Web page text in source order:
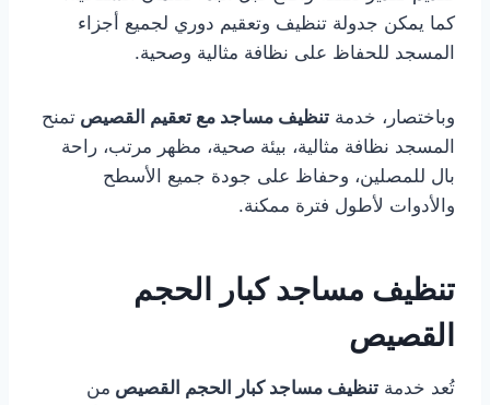
كما يمكن جدولة تنظيف وتعقيم دوري لجميع أجزاء
المسجد للحفاظ على نظافة مثالية وصحية.
وباختصار، خدمة تنظيف مساجد مع تعقيم القصيص تمنح
المسجد نظافة مثالية، بيئة صحية، مظهر مرتب، راحة
بال للمصلين، وحفاظ على جودة جميع الأسطح
والأدوات لأطول فترة ممكنة.
تنظيف مساجد كبار الحجم
القصيص
تُعد خدمة تنظيف مساجد كبار الحجم القصيص من